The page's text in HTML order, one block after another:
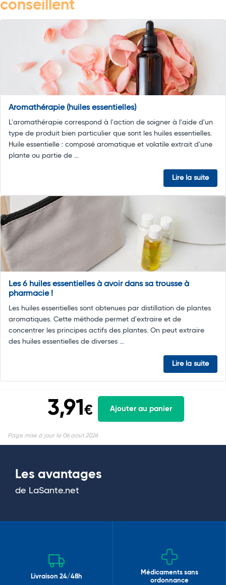
conseillent
Aromathérapie (huiles essentielles)
L'aromathérapie correspond à l'action de soigner à l'aide d'un
type de produit bien particulier que sont les huiles essentielles.
Huile essentielle : composé aromatique et volatile extrait d'une
plante ou partie de ...
Lire la suite
Les 6 huiles essentielles à avoir dans sa trousse à
pharmacie !
Les huiles essentielles sont obtenues par distillation de plantes
aromatiques. Cette méthode permet d'extraire et de
concentrer les principes actifs des plantes. On peut extraire
des huiles essentielles de diverses ...
Lire la suite
3,91€ Ajouter au panier
Page mise à jour le 06 aout 2026
Les avantages
de LaSante.net
Livraison 24/48h
Médicaments sans
ordonnance